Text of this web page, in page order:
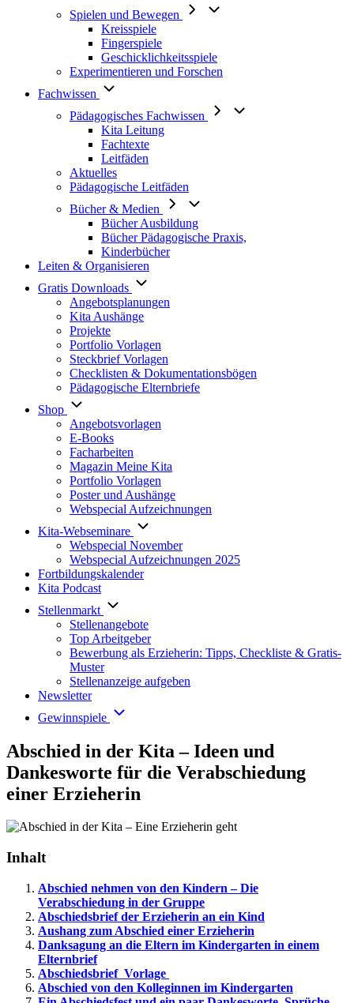
Spielen und Bewegen
Kreisspiele
Fingerspiele
Geschicklichkeitsspiele
Experimentieren und Forschen
Fachwissen
Pädagogisches Fachwissen
Kita Leitung
Fachtexte
Leitfäden
Aktuelles
Pädagogische Leitfäden
Bücher & Medien
Bücher Ausbildung
Bücher Pädagogische Praxis,
Kinderbücher
Leiten & Organisieren
Gratis Downloads
Angebotsplanungen
Kita Aushänge
Projekte
Portfolio Vorlagen
Steckbrief Vorlagen
Checklisten & Dokumentationsbögen
Pädagogische Elternbriefe
Shop
Angebotsvorlagen
E-Books
Facharbeiten
Magazin Meine Kita
Portfolio Vorlagen
Poster und Aushänge
Webspecial Aufzeichnungen
Kita-Webseminare
Webspecial November
Webspecial Aufzeichnungen 2025
Fortbildungskalender
Kita Podcast
Stellenmarkt
Stellenangebote
Top Arbeitgeber
Bewerbung als Erzieherin: Tipps, Checkliste & Gratis-
Muster
Stellenanzeige aufgeben
Newsletter
Gewinnspiele
Abschied in der Kita – Ideen und
Dankesworte für die Verabschiedung
einer Erzieherin
Inhalt
Abschied nehmen von den Kindern – Die
Verabschiedung in der Gruppe
Abschiedsbrief der Erzieherin an ein Kind
Aushang zum Abschied einer Erzieherin
Danksagung an die Eltern im Kindergarten in einem
Elternbrief
Abschiedsbrief Vorlage
Abschied von den Kolleginnen im Kindergarten